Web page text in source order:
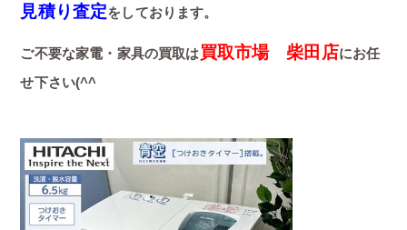
見積り査定をしております。
ご不要な家電・家具の買取は買取市場 柴田店にお任
せ下さい(^^